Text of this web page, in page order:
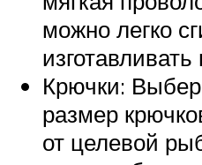
можно легко
Крючки:
размер
от целевой